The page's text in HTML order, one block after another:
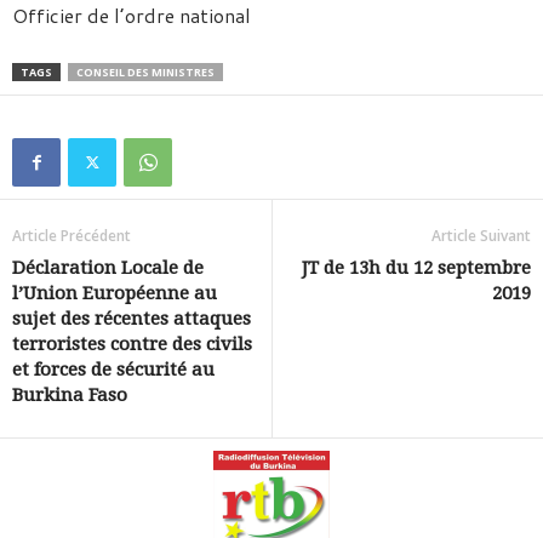
Officier de l’ordre national
TAGS CONSEIL DES MINISTRES
Article Précédent
Déclaration Locale de
l’Union Européenne au
sujet des récentes attaques
terroristes contre des civils
et forces de sécurité au
Burkina Faso
Article Suivant
JT de 13h du 12 septembre
2019